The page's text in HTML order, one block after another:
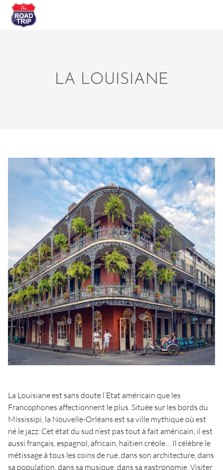
LA LOUISIANE
La Louisiane est sans doute l’Etat américain que les
Francophones affectionnent le plus. Située sur les bords du
Mississipi, la Nouvelle-Orléans est sa ville mythique où est
né le jazz. Cet état du sud n’est pas tout à fait américain, il est
aussi français, espagnol, africain, haïtien créole… Il célèbre le
métissage à tous les coins de rue, dans son architecture, dans
sa population, dans sa musique, dans sa gastronomie. Visiter